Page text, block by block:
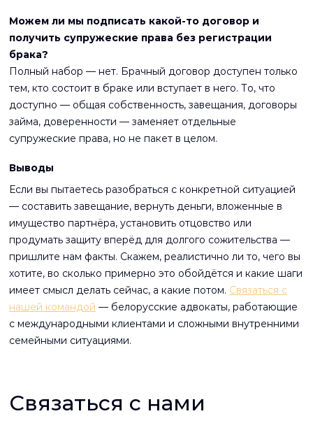
Можем ли мы подписать какой-то договор и
получить супружеские права без регистрации
брака?
Полный набор — нет. Брачный договор доступен только
тем, кто состоит в браке или вступает в него. То, что
доступно — общая собственность, завещания, договоры
займа, доверенности — заменяет отдельные
супружеские права, но не пакет в целом.
Выводы
Если вы пытаетесь разобраться с конкретной ситуацией
— составить завещание, вернуть деньги, вложенные в
имущество партнёра, установить отцовство или
продумать защиту вперёд для долгого сожительства —
пришлите нам факты. Скажем, реалистично ли то, чего вы
хотите, во сколько примерно это обойдётся и какие шаги
имеет смысл делать сейчас, а какие потом. Связаться с
нашей командой — белорусские адвокаты, работающие
с международными клиентами и сложными внутренними
семейными ситуациями.
Связаться с нами